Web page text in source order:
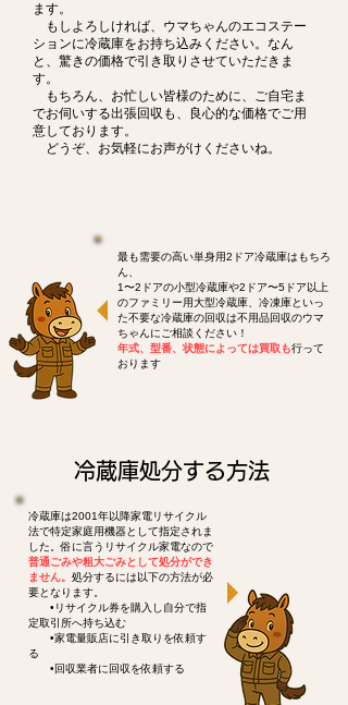
ます。
もしよろしければ、ウマちゃんのエコステー
ションに冷蔵庫をお持ち込みください。なん
と、驚きの価格で引き取りさせていただきま
す。
もちろん、お忙しい皆様のために、ご自宅ま
でお伺いする出張回収も、良心的な価格でご用
意しております。
どうぞ、お気軽にお声がけくださいね。
最も需要の高い単身用2ドア冷蔵庫はもちろ
ん、
1〜2ドアの小型冷蔵庫や2ドア〜5ドア以上
のファミリー用大型冷蔵庫、冷凍庫といっ
た不要な冷蔵庫の回収は不用品回収のウマ
ちゃんにご相談ください！
年式、型番、状態によっては買取も行って
おります
冷蔵庫処分する方法
冷蔵庫は2001年以降家電リサイクル
法で特定家庭用機器として指定されま
した。俗に言うリサイクル家電なので
普通ごみや粗大ごみとして処分ができ
ません。 処分するには以下の方法が必
要となります。
•リサイクル券を購入し自分で指
定取引所へ持ち込む
•家電量販店に引き取りを依頼す
る
•回収業者に回収を依頼する